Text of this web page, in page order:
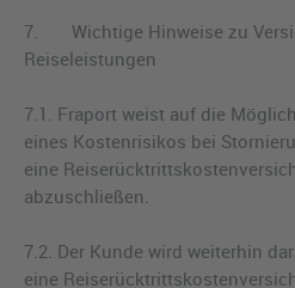
7. Wichtige Hinweise zu
Reiseleistungen
7.1. Fraport weist auf die
eines Kostenrisikos bei
eine
abzuschließen.
7.2. Der Kunde wird weiterhin
eine